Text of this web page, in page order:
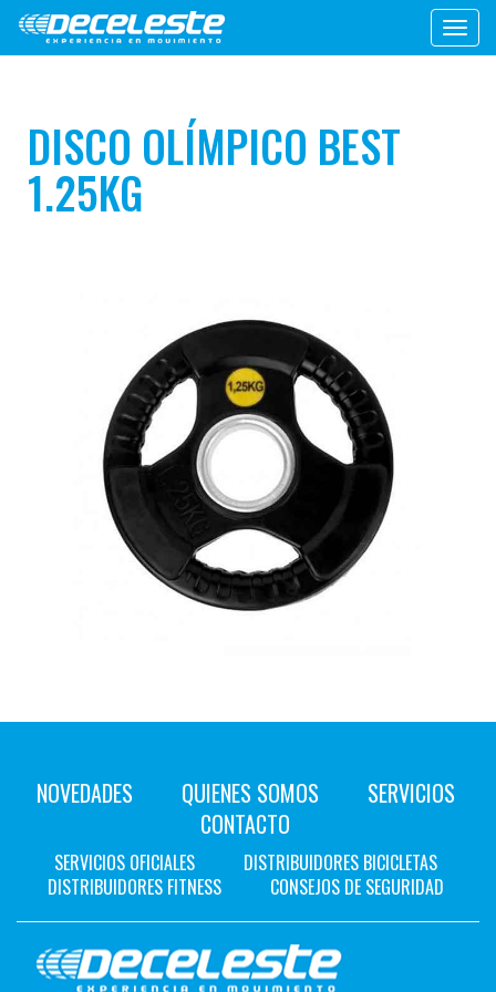
DISCO OLÍMPICO BEST
1.25KG
NOVEDADES QUIENES SOMOS
SERVICIOS
CONTACTO
SERVICIOS OFICIALES
DISTRIBUIDORES BICICLETAS
DISTRIBUIDORES FITNESS
CONSEJOS DE SEGURIDAD